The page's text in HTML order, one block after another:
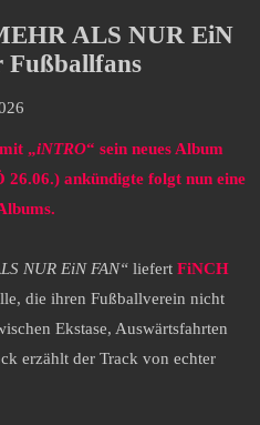
ALS NUR EiN
Fußballfans
„iNTRO“ sein neues Album
26.06.) ankündigte folgt nun eine
NUR EiN FAN“ liefert FiNCH
die ihren Fußballverein nicht
Ekstase, Auswärtsfahrten
erzählt der Track von echter